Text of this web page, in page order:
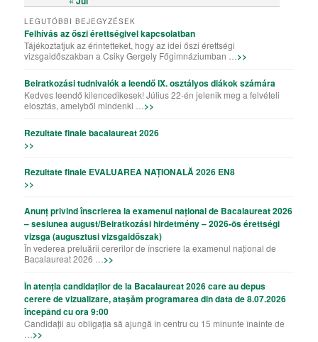
LEGUTÓBBI BEJEGYZÉSEK
Felhívás az őszi érettségivel kapcsolatban
Tájékoztatjuk az érintetteket, hogy az idei őszi érettségi
vizsgaidőszakban a Csiky Gergely Főgimnáziumban … >>
Beiratkozási tudnivalók a leendő IX. osztályos diákok számára
Kedves leendő kilencedikesek! Július 22-én jelenik meg a felvételi
elosztás, amelyből mindenki … >>
Rezultate finale bacalaureat 2026
>>
Rezultate finale EVALUAREA NAȚIONALĂ 2026 EN8
>>
Anunț privind înscrierea la examenul național de Bacalaureat 2026
– sesiunea august/Beiratkozási hirdetmény – 2026-ös érettségi
vizsga (augusztusi vizsgaidőszak)
În vederea preluării cererilor de înscriere la examenul național de
Bacalaureat 2026 … >>
În atenția candidaților de la Bacalaureat 2026 care au depus
cerere de vizualizare, atașăm programarea din data de 8.07.2026
începând cu ora 9:00
Candidații au obligația să ajungă în centru cu 15 minunte înainte de
>>